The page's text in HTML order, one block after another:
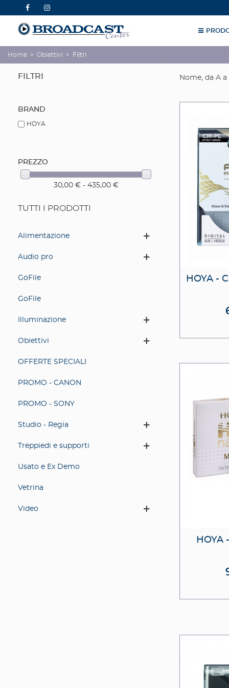
Home > Obiettivi > Filtri
FILTRI
BRAND
HOYA
PREZZO
30,00 € - 435,00 €
TUTTI I PRODOTTI
Alimentazione
Audio pro
GoFile
GoFile
Illuminazione
Obiettivi
OFFERTE SPECIALI
PROMO - CANON
PROMO - SONY
Studio - Regia
Treppiedi e supporti
Usato e Ex Demo
Vetrina
Video
Nome, da A
HOYA -
HOYA